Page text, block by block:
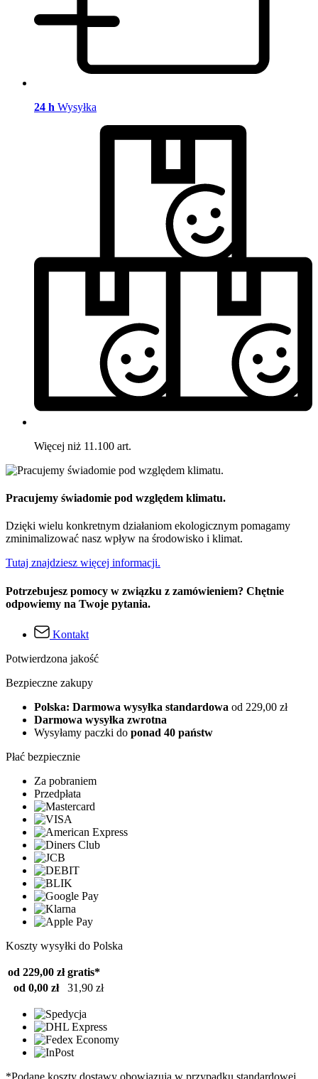
24 h Wysyłka
Więcej niż 11.100 art.
Pracujemy świadomie pod względem klimatu.
Dzięki wielu konkretnym działaniom ekologicznym pomagamy
zminimalizować nasz wpływ na środowisko i klimat.
Tutaj znajdziesz więcej informacji.
Potrzebujesz pomocy w związku z zamówieniem? Chętnie
odpowiemy na Twoje pytania.
Kontakt
Potwierdzona jakość
Bezpieczne zakupy
Polska: Darmowa wysyłka standardowa od 229,00 zł
Darmowa wysyłka zwrotna
Wysyłamy paczki do ponad 40 państw
Płać bezpiecznie
Za pobraniem
Przedpłata
Koszty wysyłki do Polska
od 229,00 zł gratis*
od 0,00 zł
31,90 zł
*Podane koszty dostawy obowiązują w przypadku standardowej